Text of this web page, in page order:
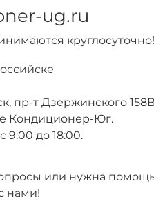
ug.ru
круглосуточно!
пр-т Дзержинского
Кондиционер-Юг.
9:00 до 18:00.
или нужна
нами!